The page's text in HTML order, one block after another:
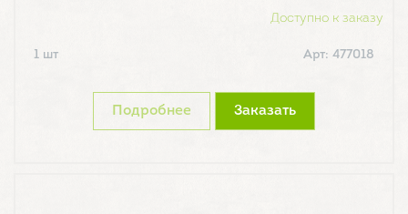
Доступно к заказу
1 шт Арт: 477018
Подробнее Заказать